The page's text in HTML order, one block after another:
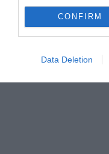
CONFIRM
Data Deletion
Στόουν δεν
«Δείχνει 10
ΜΚΔ